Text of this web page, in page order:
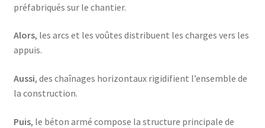
préfabriqués sur le chantier.
Alors, les arcs et les voûtes distribuent les charges vers les
appuis.
Aussi, des chaînages horizontaux rigidifient l’ensemble de
la construction.
Puis, le béton armé compose la structure principale de